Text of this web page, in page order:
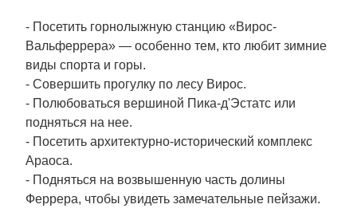
- Посетить горнолыжную станцию «Вирос-
Вальферрера» — особенно тем, кто любит зимние
виды спорта и горы.
- Совершить прогулку по лесу Вирос.
- Полюбоваться вершиной Пика-д'Эстатс или
подняться на нее.
- Посетить архитектурно-исторический комплекс
Араоса.
- Подняться на возвышенную часть долины
Феррера, чтобы увидеть замечательные пейзажи.